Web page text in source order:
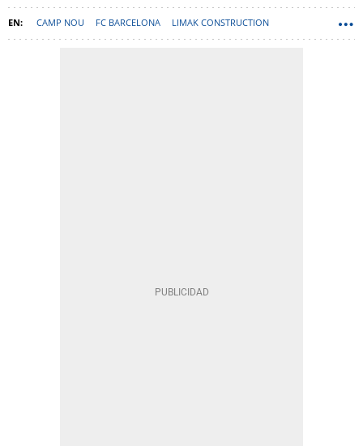
CAMP NOU FC BARCELONA LIMAK CONSTRUCTION